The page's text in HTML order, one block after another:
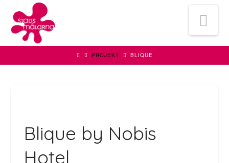
Stadsmålarna
Bygg
Fasad
PROJEKT BLIQUE
Blique by Nobis
Hotel